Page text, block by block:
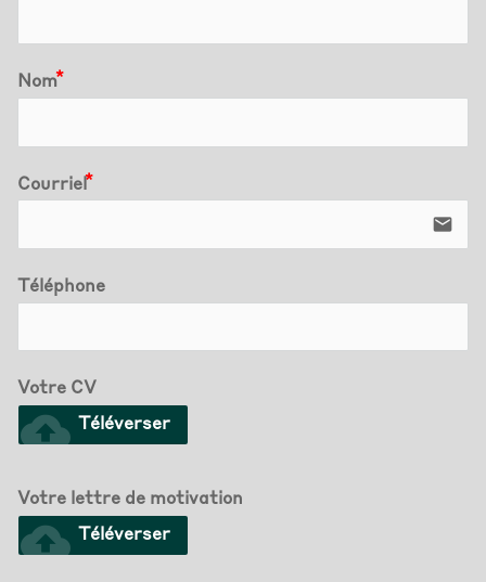
Nom
Courriel
email
Téléphone
Votre CV
cloud_upload Téléverser
Votre lettre de motivation
cloud_upload Téléverser